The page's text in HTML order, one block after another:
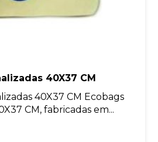
40X37 CM
40X37 CM Ecobags
CM, fabricadas em...